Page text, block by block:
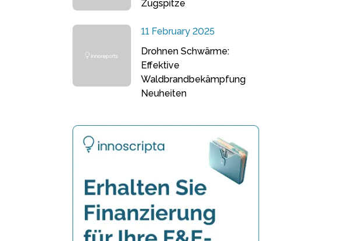
Zugspitze
11 February 2025
Drohnen Schwärme:
Effektive
Waldbrandbekämpfung
Neuheiten